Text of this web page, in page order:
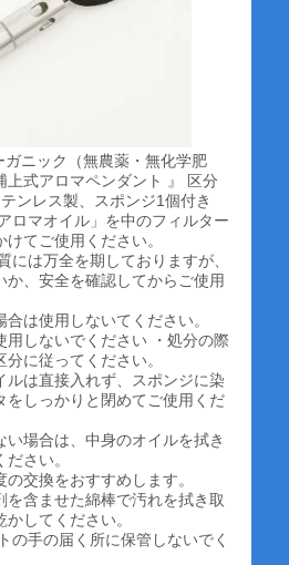
ニック（無農薬・無化学肥
上式アロマペンダント 』 区分
ンレス製、スポンジ1個付き
ロマオイル」を中のフィルター
てご使用ください。
には万全を期しておりますが、
か、安全を確認してからご使用
は使用しないてください。
用しないでください ・処分の際
に従ってください。
ルは直接入れず、スポンジに染
をしっかりと閉めてご使用くだ
い場合は、中身のオイルを拭き
さい。
の交換をおすすめします。
を含ませた綿棒で汚れを拭き取
してください。
の手の届く所に保管しないでく